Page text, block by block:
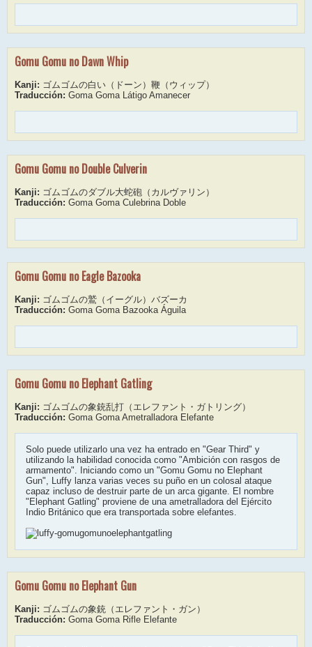
Gomu Gomu no Dawn Whip
Kanji: ゴムゴムの白い（ドーン）鞭（ウィップ）
Traducción: Goma Goma Látigo Amanecer
Gomu Gomu no Double Culverin
Kanji: ゴムゴムのダブル大蛇砲（カルヴァリン）
Traducción: Goma Goma Culebrina Doble
Gomu Gomu no Eagle Bazooka
Kanji: ゴムゴムの鷲（イーグル）バズーカ
Traducción: Goma Goma Bazooka Águila
Gomu Gomu no Elephant Gatling
Kanji: ゴムゴムの象銃乱打（エレファント・ガトリング）
Traducción: Goma Goma Ametralladora Elefante
Solo puede utilizarlo una vez ha entrado en "Gear Third" y
utilizando la habilidad conocida como "Ambición con rasgos de
armamento". Iniciando como un "Gomu Gomu no Elephant
Gun", Luffy lanza varias veces su puño en un colosal ataque
capaz incluso de destruir parte de un arca gigante. El nombre
"Elephant Gatling" proviene de una ametralladora del Ejército
Indio Británico que era transportada sobre elefantes.
Gomu Gomu no Elephant Gun
Kanji: ゴムゴムの象銃（エレファント・ガン）
Traducción: Goma Goma Rifle Elefante